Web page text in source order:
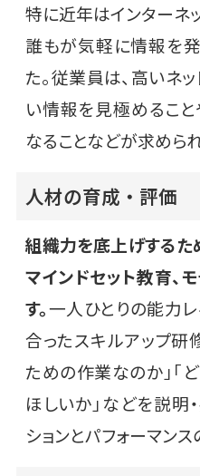
特に近年はインターネ
誰もが気軽に情報を
た。従業員は、高いネ
い情報を見極めるこ
なることなどが求められ
人材の育成・評価
組織力を底上げするた
マインドセット教育、
す。一人ひとりの能力
合ったスキルアップ研
ための作業なのか」「
ほしいか」などを説明
ションとパフォーマン